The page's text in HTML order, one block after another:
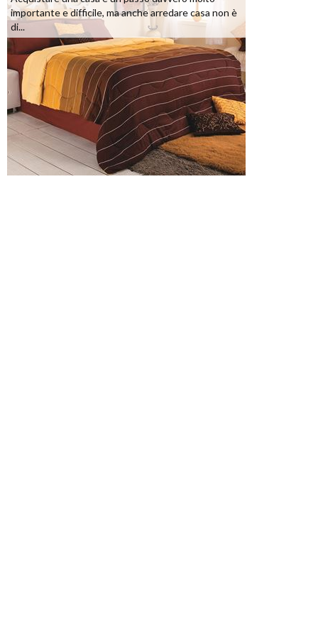
importante e difficile, ma anche arredare casa non è
di...